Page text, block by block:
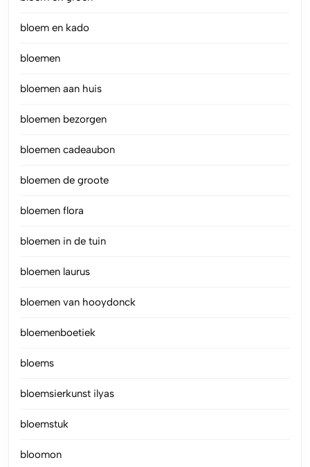
bloem en kado
bloemen
bloemen aan huis
bloemen bezorgen
bloemen cadeaubon
bloemen de groote
bloemen flora
bloemen in de tuin
bloemen laurus
bloemen van hooydonck
bloemenboetiek
bloems
bloemsierkunst ilyas
bloemstuk
bloomon